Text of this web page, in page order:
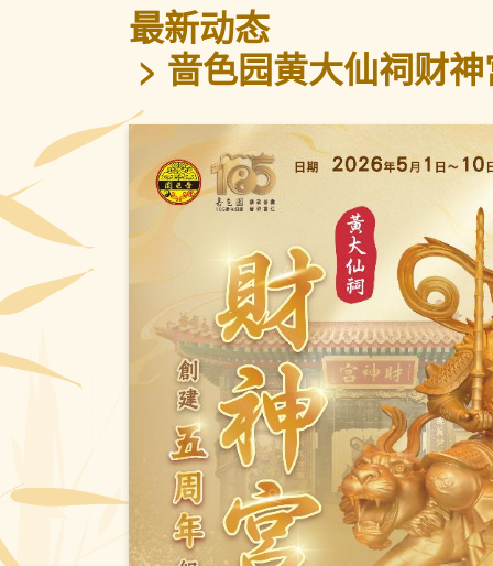
最新动态
啬色园黄大仙祠财